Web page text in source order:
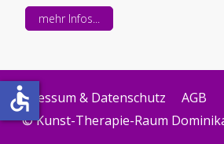
mehr Infos...
Impressum & Datenschutz
AGB
© Kunst-Therapie-Raum
accessible